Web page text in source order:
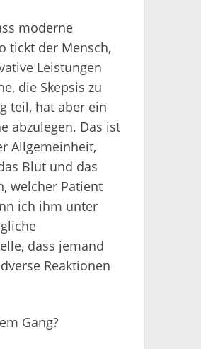
moderne
tickt der Mensch,
Leistungen
die Skepsis zu
teil, hat aber ein
abzulegen. Das ist
Allgemeinheit,
Blut und das
welcher Patient
ich ihm unter
dass jemand
Reaktionen
Gang?